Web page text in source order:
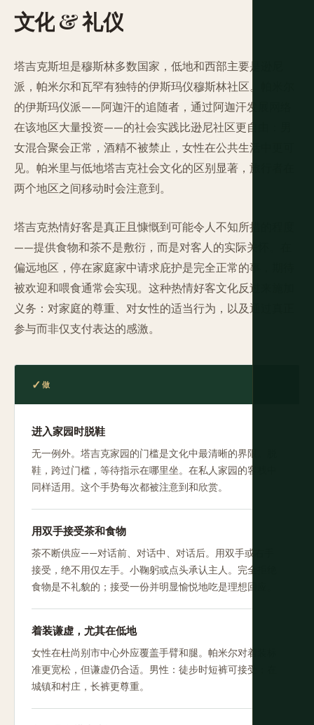
文化&礼仪
塔吉克斯坦是穆斯林多数国家，低地和西部主要是逊尼
派，帕米尔和瓦罕有独特的伊斯玛仪穆斯林社区。帕米尔
的伊斯玛仪派——阿迦汗的追随者，通过阿迦汗发展网络
在该地区大量投资——的社会实践比逊尼社区更自由：男
女混合聚会正常，酒精不被禁止，女性在公共生活中更可
见。帕米里与低地塔吉克社会文化的区别显著，旅行者在
两个地区之间移动时会注意到。
塔吉克热情好客是真正且慷慨到可能令人不知所措的程度
——提供食物和茶不是敷衍，而是对客人的实际关怀。在
偏远地区，停在家庭家中请求庇护是完全正常的事，期待
被欢迎和喂食通常会实现。这种热情好客文化反过来施加
义务：对家庭的尊重、对女性的适当行为，以及通过真正
参与而非仅支付表达的感激。
做
进入家园时脱鞋
无一例外。塔吉克家园的门槛是文化中最清晰的界限。脱
鞋，跨过门槛，等待指示在哪里坐。在私人家园的客栈中
同样适用。这个手势每次都被注意到和欣赏。
用双手接受茶和食物
茶不断供应——对话前、对话中、对话后。用双手或右手
接受，绝不用仅左手。小鞠躬或点头承认主人。完全拒绝
食物是不礼貌的；接受一份并明显愉悦地吃是理想回应。
着装谦虚，尤其在低地
女性在杜尚别市中心外应覆盖手臂和腿。帕米尔对着装标
准更宽松，但谦虚仍合适。男性：徒步时短裤可接受；在
城镇和村庄，长裤更尊重。